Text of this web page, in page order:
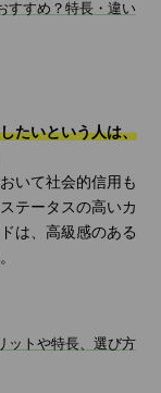
すすめ？特長・違い
たいという人は、
いて社会的信用も
テータスの高いカ
は、高級感のある
ットや特長、選び方